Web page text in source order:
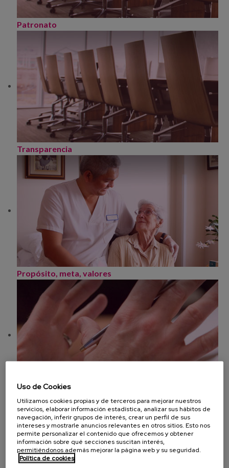
Patronato
Transparencia
Propósito, meta, valores
Retos estratégicos
Uso de Cookies
Utilizamos cookies propias y de terceros para mejorar nuestros
servicios, elaborar información estadística, analizar sus hábitos de
navegación, inferir grupos de interés, crear un perfil de sus
intereses y mostrarle anuncios relevantes en otros sitios. Esto nos
permite personalizar el contenido que ofrecemos y obtener
información sobre qué secciones suscitan interés,
permitiéndonos además mejorar la página web y su seguridad.
Política de cookies